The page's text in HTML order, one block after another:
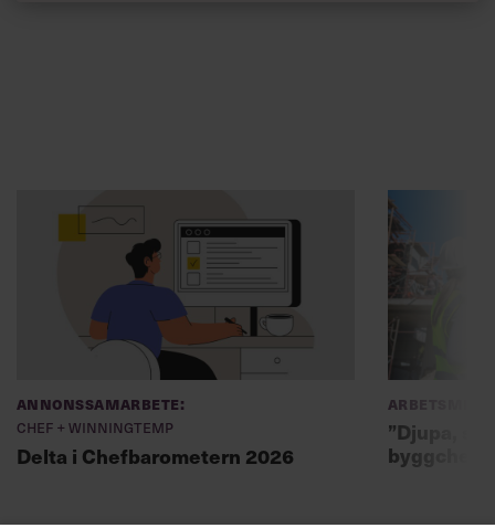
Annonssamarbete:
Chef + Winningtemp
Delta i Chefbarometern 2026
”Djupa,